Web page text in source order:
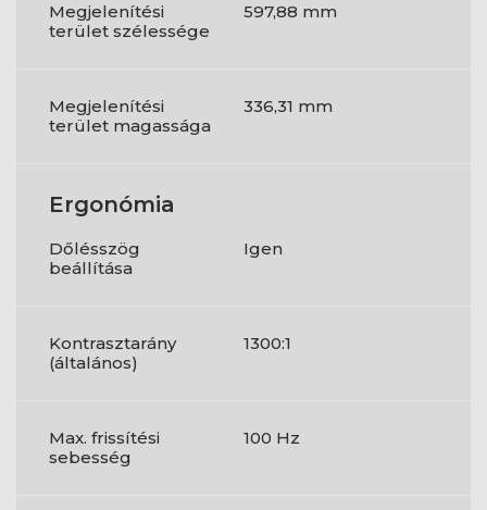
Megjelenítési
terület szélessége
597,88 mm
Megjelenítési
terület magassága
336,31 mm
Ergonómia
Dőlésszög
beállítása
Igen
Kontrasztarány
(általános)
1300:1
Max. frissítési
sebesség
100 Hz